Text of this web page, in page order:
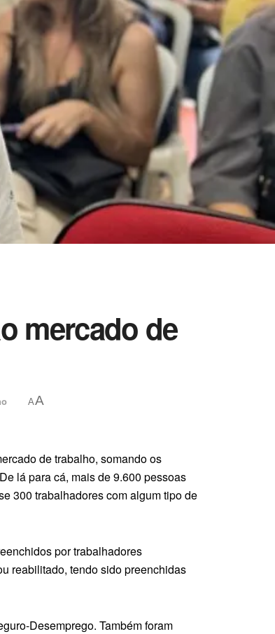
mercado de
AA
de trabalho, somando os
lá para cá, mais de 9.600 pessoas
300 trabalhadores com algum tipo de
por trabalhadores
reabilitado, tendo sido preenchidas
Desemprego. Também foram